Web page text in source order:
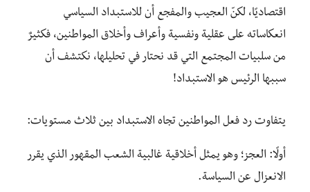
اقتصاديًا، لكنّ العجيب والمفجع أن للاستبداد السياسي
انعكاساته على عقلية ونفسية وأعراف وأخلاق المواطنين، فكثيرٌ
من سلبيات المجتمع التي قد نحتار في تحليلها، نكتشف أن
سببها الرئيس هو الاستبداد!
يتفاوت رد فعل المواطنين تجاه الاستبداد بين ثلاث مستويات:
أولًا: العجز؛ وهو يمثل أخلاقية غالبية الشعب المقهور الذي يقرر
الانعزال عن السياسة.